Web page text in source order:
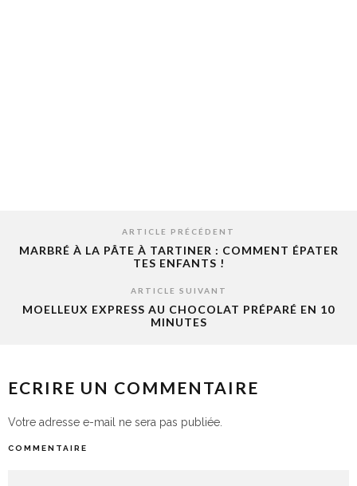
ARTICLE PRÉCÉDENT
MARBRÉ À LA PÂTE À TARTINER : COMMENT ÉPATER
TES ENFANTS !
ARTICLE SUIVANT
MOELLEUX EXPRESS AU CHOCOLAT PRÉPARÉ EN 10
MINUTES
ECRIRE UN COMMENTAIRE
Votre adresse e-mail ne sera pas publiée.
COMMENTAIRE